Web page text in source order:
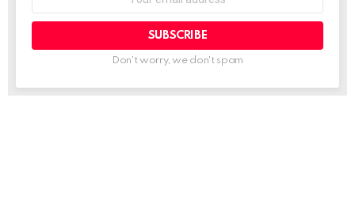
Don't worry, we don't spam